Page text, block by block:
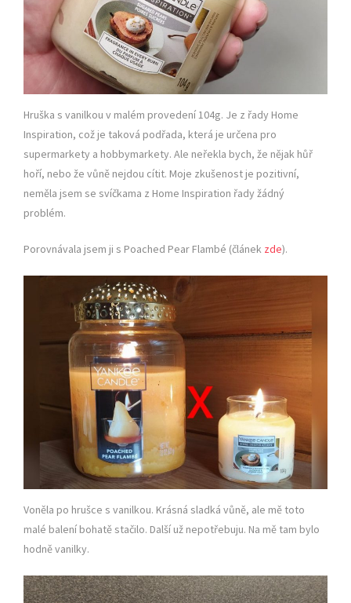
Hruška s vanilkou v malém provedení 104g. Je z řady Home
Inspiration, což je taková podřada, která je určena pro
supermarkety a hobbymarkety. Ale neřekla bych, že nějak hůř
hoří, nebo že vůně nejdou cítit. Moje zkušenost je pozitivní,
neměla jsem se svíčkama z Home Inspiration řady žádný
problém.
Porovnávala jsem ji s Poached Pear Flambé (článek zde).
Voněla po hrušce s vanilkou. Krásná sladká vůně, ale mě toto
malé balení bohatě stačilo. Další už nepotřebuju. Na mě tam bylo
hodně vanilky.